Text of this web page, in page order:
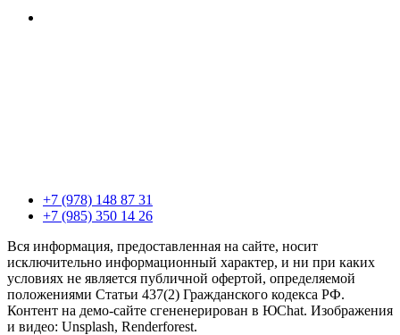
+7 (978) 148 87 31
+7 (985) 350 14 26
Вся информация, предоставленная на сайте, носит
исключительно информационный характер, и ни при каких
условиях не является публичной офертой, определяемой
положениями Статьи 437(2) Гражданского кодекса РФ.
Контент на демо-сайте сгененерирован в ЮChat. Изображения
и видео: Unsplash, Renderforest.